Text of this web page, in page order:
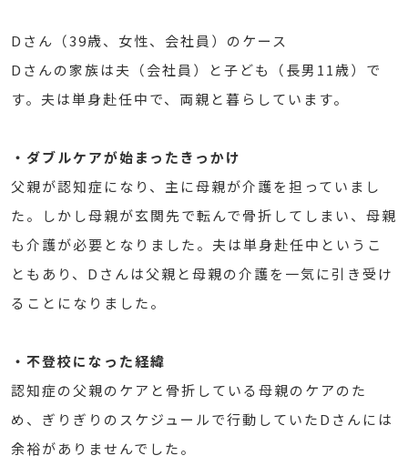
Dさん（39歳、女性、会社員）のケース
Dさんの家族は夫（会社員）と子ども（長男11歳）で
す。夫は単身赴任中で、両親と暮らしています。
・ダブルケアが始まったきっかけ
父親が認知症になり、主に母親が介護を担っていまし
た。しかし母親が玄関先で転んで骨折してしまい、母親
も介護が必要となりました。夫は単身赴任中というこ
ともあり、Dさんは父親と母親の介護を一気に引き受け
ることになりました。
・不登校になった経緯
認知症の父親のケアと骨折している母親のケアのた
め、ぎりぎりのスケジュールで行動していたDさんには
余裕がありませんでした。